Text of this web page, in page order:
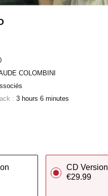
COLOMBINI
: 3 hours 6 minutes
CD Version
€29.99